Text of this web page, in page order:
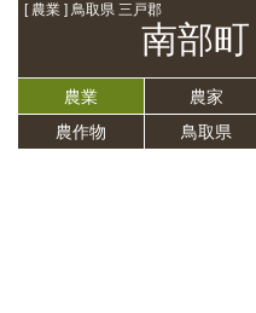
[ 農業 ] 鳥取県 三戸郡
南部町
農業 農家
農作物
鳥取県